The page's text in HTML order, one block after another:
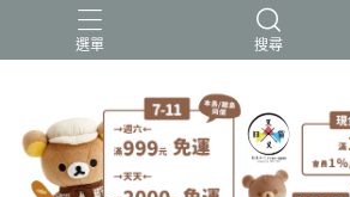
選單 搜尋
史努比歐拉夫 吉伊卡哇 憂傷馬戲團
迪士尼-玩具總動員